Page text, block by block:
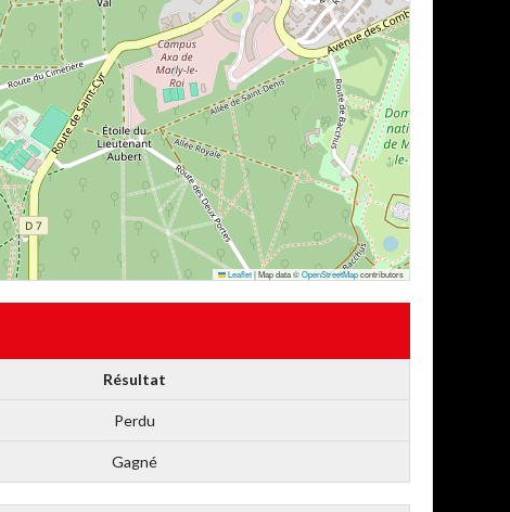
Leaflet|Map data ©OpenStreetMapcontributors
Résultat
Perdu
Gagné